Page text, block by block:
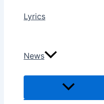
Lyrics
News
Menu